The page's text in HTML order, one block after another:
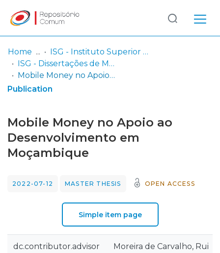
Communities
& Collections
Statistics
Log
In
(current)
Home
ISG - Instituto Superior de Gestão
ISG - Dissertações de Mestrado em Estratégia de Investimento e Internacionalização
Mobile Money no Apoio ao Desenvolvimento em Moçambique
Publication
Mobile Money no Apoio ao
Desenvolvimento em
Moçambique
2022-07-12 MASTER THESIS OPEN ACCESS
Simple item page
dc.contributor.advisor Moreira de Carvalho, Rui